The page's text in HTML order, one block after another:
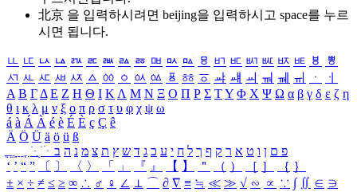
北京 을 입력하시려면 beijing을 입력하시고 space를 누르
시면 됩니다.
ㅥ ㅦ ㅧ ㅨ ㅩ ㅪ ㅫ ㅬ ㅭ ㅮ ㅯ ㅰ ㅱ ㅲ ㅳ ㅴ ㅵ ㅶ ㅷ ㅸ
ㅹ
ㅺ ㅻ ㅼ ㅽ ㅾ ㅿ ㆀ ㆁ ㆂ ㆃ ㆄ ㆅ ㆆ ㆇ ㆈ ㆉ ㆊ ㆋ ㆌ ㆍ
ㆎ
Α Β ΓΔ Ε Ζ Η Θ Ι ΚΛ Μ Ν Ξ Ο Π Ρ Σ ΤΥ Φ Χ Ψ Ω α β γ δ ε ζ η
θ ι κ λ μ ν ξ ο π ρ σ τ υ φ χ ψ ω
á à Á À é è É È ç Ç ê
Ä Ö Ü ä ö ü ß
ִֶֹ ֻּ ׁׂ פ ם ן ו ט א ר ק ף ך ל ח י ע כ ג ד ש ץ ת צ מ נ ה ב
‘ ’ “ ” 〔 〕 〈 〉 「 」 『 』 【 】 ＂ （ ） ［ ］ ｛ ｝
± × ÷ ≠ ≤ ≥ ∞ ∴ ♂ ♀ ∠ ⊥ ⌒ ∂ ∇ ≡ ≒ ≪ ≫ √ ∽ ∝ ∵ ∫ ∬ ∈ ∋